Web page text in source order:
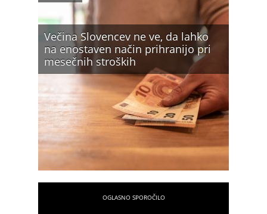
Večina Slovencev ne ve, da lahko
na enostaven način prihranijo pri
mesečnih stroških